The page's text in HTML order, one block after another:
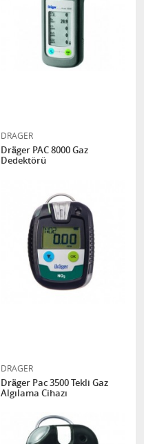
DRAGER
Dräger PAC 8000 Gaz
Dedektörü
DRAGER
Dräger Pac 3500 Tekli Gaz
Algılama Cihazı